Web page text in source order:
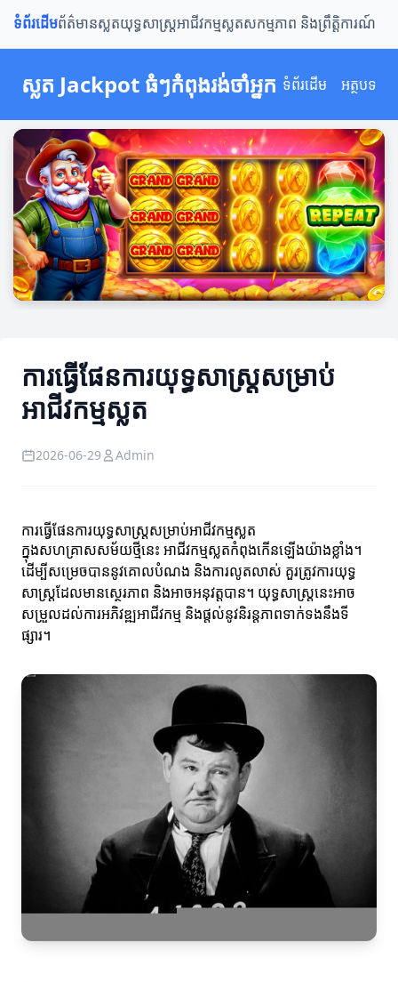
ទំព័រដើមព័ត៌មានស្លតយុទ្ធសាស្ត្រអាជីវកម្មស្លតសកម្មភាព និងព្រឹត្តិការណ៍
ស្លត Jackpot ធំៗកំពុងរង់ចាំអ្នក ទំព័រដើម អត្ថបទ
ការធ្វើផែនការយុទ្ធសាស្ត្រសម្រាប់
អាជីវកម្មស្លត
2026-06-29 Admin
ការធ្វើផែនការយុទ្ធសាស្ត្រសម្រាប់អាជីវកម្មស្លត
ក្នុងសហគ្រាសសម័យថ្មីនេះ អាជីវកម្មស្លតកំពុងកើនឡើងយ៉ាងខ្លាំង។
ដើម្បីសម្រេចបាននូវគោលបំណង និងការលូតលាស់ គួរត្រូវការយុទ្ធ
សាស្ត្រដែលមានស្ថេរភាព និងអាចអនុវត្តបាន។ យុទ្ធសាស្ត្រនេះអាច
សម្រួលដល់ការអភិវឌ្ឍអាជីវកម្ម និងផ្តល់នូវនិរន្តភាពទាក់ទងនឹងទី
ផ្សារ។